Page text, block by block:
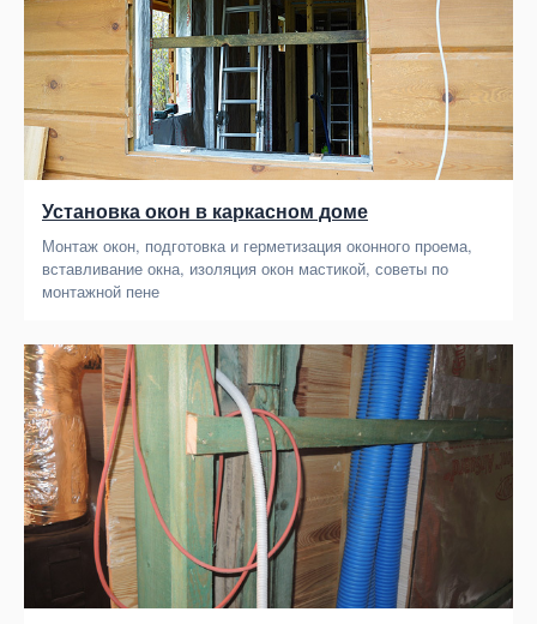
Установка окон в каркасном доме
Монтаж окон, подготовка и герметизация оконного проема,
вставливание окна, изоляция окон мастикой, советы по
монтажной пене